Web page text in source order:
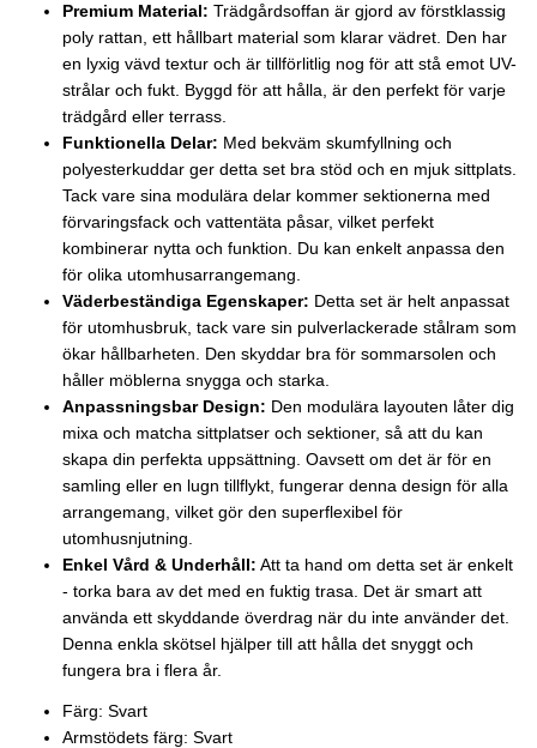
Premium Material: Trädgårdsoffan är gjord av förstklassig
poly rattan, ett hållbart material som klarar vädret. Den har
en lyxig vävd textur och är tillförlitlig nog för att stå emot UV-
strålar och fukt. Byggd för att hålla, är den perfekt för varje
trädgård eller terrass.
Funktionella Delar: Med bekväm skumfyllning och
polyesterkuddar ger detta set bra stöd och en mjuk sittplats.
Tack vare sina modulära delar kommer sektionerna med
förvaringsfack och vattentäta påsar, vilket perfekt
kombinerar nytta och funktion. Du kan enkelt anpassa den
för olika utomhusarrangemang.
Väderbeständiga Egenskaper: Detta set är helt anpassat
för utomhusbruk, tack vare sin pulverlackerade stålram som
ökar hållbarheten. Den skyddar bra för sommarsolen och
håller möblerna snygga och starka.
Anpassningsbar Design: Den modulära layouten låter dig
mixa och matcha sittplatser och sektioner, så att du kan
skapa din perfekta uppsättning. Oavsett om det är för en
samling eller en lugn tillflykt, fungerar denna design för alla
arrangemang, vilket gör den superflexibel för
utomhusnjutning.
Enkel Vård & Underhåll: Att ta hand om detta set är enkelt
- torka bara av det med en fuktig trasa. Det är smart att
använda ett skyddande överdrag när du inte använder det.
Denna enkla skötsel hjälper till att hålla det snyggt och
fungera bra i flera år.
Färg: Svart
Armstödets färg: Svart